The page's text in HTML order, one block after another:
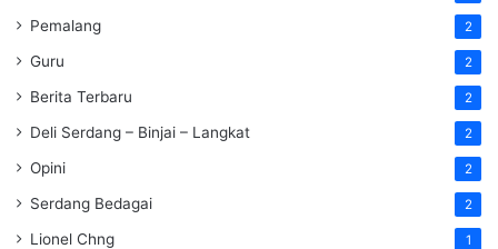
Pemalang 2
Guru 2
Berita Terbaru 2
Deli Serdang – Binjai – Langkat 2
Opini 2
Serdang Bedagai 2
Lionel Chng 1